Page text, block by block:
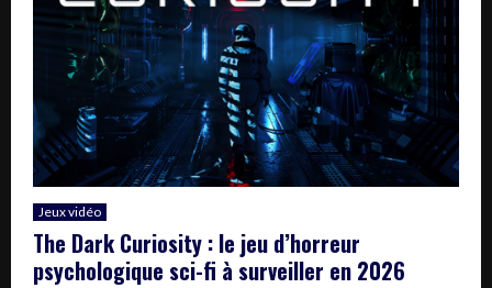
Jeux vidéo
The Dark Curiosity : le jeu d’horreur
psychologique sci-fi à surveiller en 2026